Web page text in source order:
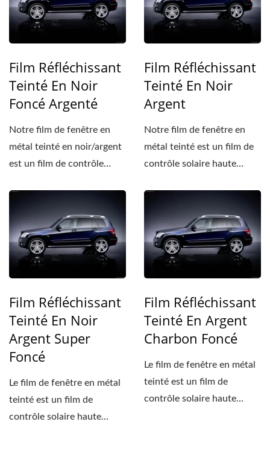
Film Réfléchissant
Teinté En Noir
Foncé Argenté
Notre film de fenêtre en
métal teinté en noir/argent
est un film de contrôle
Film Réfléchissant
Teinté En Noir
Argent
Notre film de fenêtre en
métal teinté est un film de
contrôle solaire haute
Film Réfléchissant
Teinté En Noir
Argent Super
Foncé
Le film de fenêtre en métal
teinté est un film de
contrôle solaire haute
Film Réfléchissant
Teinté En Argent
Charbon Foncé
Le film de fenêtre en métal
teinté est un film de
contrôle solaire haute